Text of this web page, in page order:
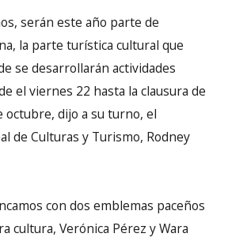
serán este año parte de
la parte turística cultural que
se desarrollarán actividades
el viernes 22 hasta la clausura de
octubre, dijo a su turno, el
de Culturas y Turismo, Rodney
con dos emblemas paceños
cultura, Verónica Pérez y Wara